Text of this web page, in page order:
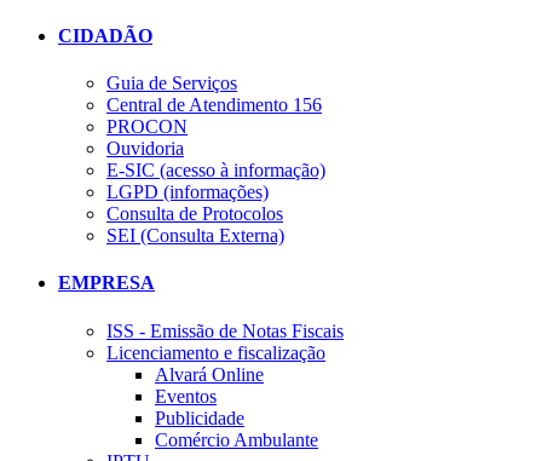
CIDADÃO
Guia de Serviços
Central de Atendimento 156
PROCON
Ouvidoria
E-SIC (acesso à informação)
LGPD (informações)
Consulta de Protocolos
SEI (Consulta Externa)
EMPRESA
ISS - Emissão de Notas Fiscais
Licenciamento e fiscalização
Alvará Online
Eventos
Publicidade
Comércio Ambulante